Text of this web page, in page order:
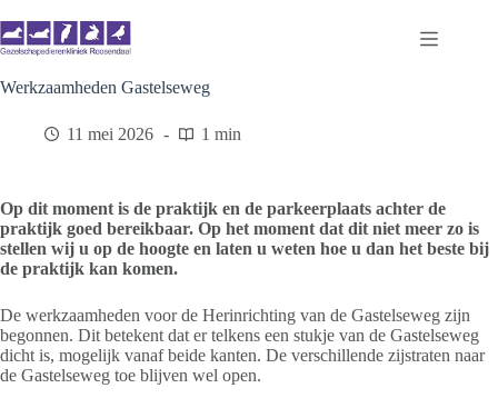
naar
de
Werkzaamheden Gastelseweg
11 mei 2026 1 min
Op dit moment is de praktijk en de parkeerplaats achter de
praktijk goed bereikbaar. Op het moment dat dit niet meer zo is
stellen wij u op de hoogte en laten u weten hoe u dan het beste bij
de praktijk kan komen.
De werkzaamheden voor de Herinrichting van de Gastelseweg zijn
begonnen. Dit betekent dat er telkens een stukje van de Gastelseweg
dicht is, mogelijk vanaf beide kanten. De verschillende zijstraten naar
de Gastelseweg toe blijven wel open.